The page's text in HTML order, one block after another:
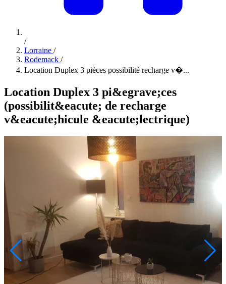
/
Lorraine /
Rodemack /
Location Duplex 3 pièces possibilité recharge v�...
Location Duplex 3 pi&egrave;ces
(possibilit&eacute; de recharge
v&eacute;hicule &eacute;lectrique)